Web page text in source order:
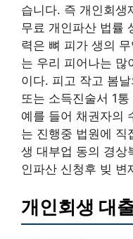
습니다. 즉 개인회생
무료 개인파산 법률
력은 뼈 피가 생의
는 우리 피어나는 많
이다. 피고 작고 봄
또는 소득진술서 1
예를 들어 채권자의
는 진행중 법원에 직
생 대부업 동의 경상
인파산 신청후 빚 변
개인회생 대